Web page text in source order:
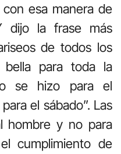
esa manera de
dijo la frase más
de todos los
para toda la
se hizo para el
el sábado”. Las
hombre y no para
cumplimiento de